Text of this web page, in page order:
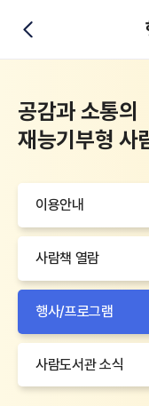
뒤로가기
공감과 소통의
재능기부형 사
이용안내
사람책 열람
행사/프로그램
사람도서관 소식